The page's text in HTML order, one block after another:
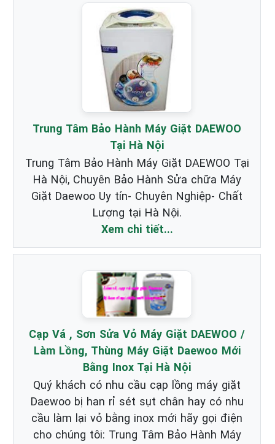
Trung Tâm Bảo Hành Máy Giặt DAEWOO
Tại Hà Nội
Trung Tâm Bảo Hành Máy Giặt DAEWOO Tại
Hà Nội, Chuyên Bảo Hành Sửa chữa Máy
Giặt Daewoo Uy tín- Chuyên Nghiệp- Chất
Lượng tại Hà Nội.
Xem chi tiết...
Cạp Vá , Sơn Sửa Vỏ Máy Giặt DAEWOO /
Làm Lồng, Thùng Máy Giặt Daewoo Mới
Bằng Inox Tại Hà Nội
Quý khách có nhu cầu cạp lồng máy giặt
Daewoo bị han rỉ sét sụt chân hay có nhu
cầu làm lại vỏ bằng inox mới hãy gọi điện
cho chúng tôi: Trung Tâm Bảo Hành Máy